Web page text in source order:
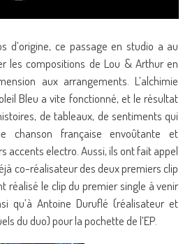
d’origine, ce passage en studio a au
les compositions de Lou & Arthur en
aux arrangements. L’alchimie
Bleu a vite fonctionné, et le résultat
de tableaux, de sentiments qui
chanson française envoûtante et
accents electro. Aussi, ils ont fait appel
co-réalisateur des deux premiers clip
réalisé le clip du premier single à venir
qu’à Antoine Duruflé (réalisateur et
du duo) pour la pochette de l’EP.